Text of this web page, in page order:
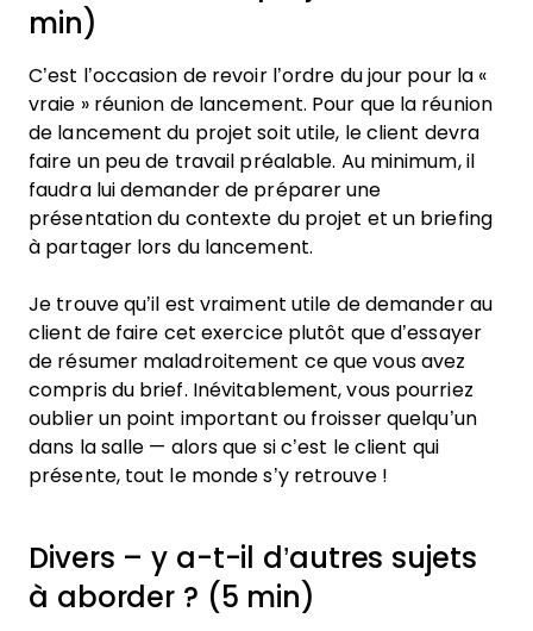
min)
C’est l’occasion de revoir l’ordre du jour pour la «
vraie » réunion de lancement. Pour que la réunion
de lancement du projet soit utile, le client devra
faire un peu de travail préalable. Au minimum, il
faudra lui demander de préparer une
présentation du contexte du projet et un briefing
à partager lors du lancement.
Je trouve qu’il est vraiment utile de demander au
client de faire cet exercice plutôt que d’essayer
de résumer maladroitement ce que vous avez
compris du brief. Inévitablement, vous pourriez
oublier un point important ou froisser quelqu’un
dans la salle — alors que si c’est le client qui
présente, tout le monde s’y retrouve !
Divers – y a-t-il d’autres sujets
à aborder ? (5 min)